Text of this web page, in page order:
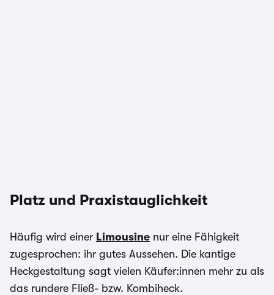
Platz und Praxistauglichkeit
Häufig wird einer Limousine nur eine Fähigkeit
zugesprochen: ihr gutes Aussehen. Die kantige
Heckgestaltung sagt vielen Käufer:innen mehr zu als
das rundere Fließ- bzw. Kombiheck.